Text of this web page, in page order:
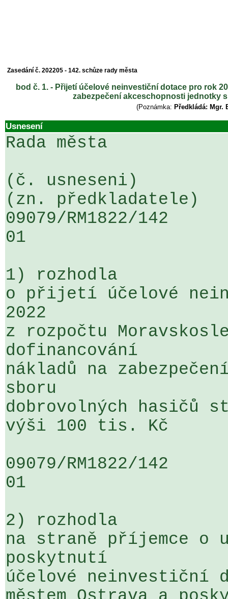
Zasedání č. 202205 - 142. schůze rady města
bod č. 1. - Přijetí účelové neinvestiční dotace pro rok
zabezpečení akceschopnosti jednotky
(Poznámka: Předkládá: Mgr.
Usnesení
Rada města
(č. usneseni)
(zn. předkladatele)
09079/RM1822/
01
1) rozhodla
o přijetí účelové
2022
z rozpočtu
dofinancování
nákladů na
sboru
dobrovolných hasičů
výši 100 tis. Kč
09079/RM1822/
01
2) rozhodla
na straně příjemce o
poskytnutí
účelové neinvestiční